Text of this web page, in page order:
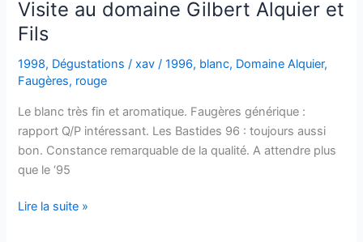
&
Fils
–
1997
Visite au domaine Gilbert Alquier et
Fils
1998, Dégustations /xav/1996, blanc, Domaine Alquier,
Faugères, rouge
Le blanc très fin et aromatique. Faugères générique :
rapport Q/P intéressant. Les Bastides 96 : toujours aussi
bon. Constance remarquable de la qualité. A attendre plus
que le ‘95
Visite
Lire la suite »